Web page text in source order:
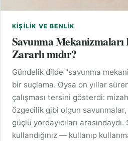
KIŞILIK VE BENLIK
Savunma
Zararlı mıdır?
Gündelik dilde "savunma
bir suçlama. Oysa on yıllar
çalışması tersini gösterdi:
özgecilik gibi olgun savunmalar,
güçlü yordayıcıları
kullandığınız — kullanıp